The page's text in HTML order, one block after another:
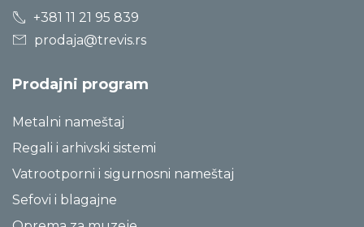
+381 11 21 95 839
prodaja@trevis.rs
Prodajni program
Metalni nameštaj
Regali i arhivski sistemi
Vatrootporni i sigurnosni nameštaj
Sefovi i blagajne